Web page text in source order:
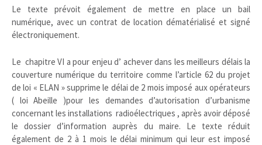
Le texte prévoit également de mettre en place un bail
numérique, avec un contrat de location dématérialisé et signé
électroniquement.
Le chapitre VI a pour enjeu d’ achever dans les meilleurs délais la
couverture numérique du territoire comme l’article 62 du projet
de loi « ELAN » supprime le délai de 2 mois imposé aux opérateurs
( loi Abeille )pour les demandes d’autorisation d’urbanisme
concernant les installations radioélectriques , après avoir déposé
le dossier d’information auprès du maire. Le texte réduit
également de 2 à 1 mois le délai minimum qui leur est imposé